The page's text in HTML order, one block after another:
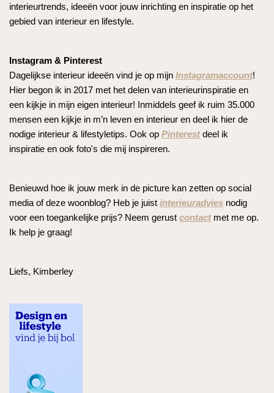
interieurtrends, ideeën voor jouw inrichting en inspiratie op het
gebied van interieur en lifestyle.
Instagram & Pinterest
Dagelijkse interieur ideeën vind je op mijn Instagramaccount!
Hier begon ik in 2017 met het delen van interieurinspiratie en
een kijkje in mijn eigen interieur! Inmiddels geef ik ruim 35.000
mensen een kijkje in m’n leven en interieur en deel ik hier de
nodige interieur & lifestyletips. Ook op Pinterestdeel ik
inspiratie en ook foto's die mij inspireren.
Benieuwd hoe ik jouw merk in de picture kan zetten op social
media of deze woonblog? Heb je juist interieuradvies nodig
voor een toegankelijke prijs? Neem gerust contactmet me op.
Ik help je graag!
Liefs, Kimberley